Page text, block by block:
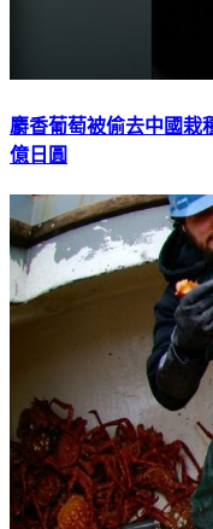
麝香葡萄被偷去中國栽
億日圓